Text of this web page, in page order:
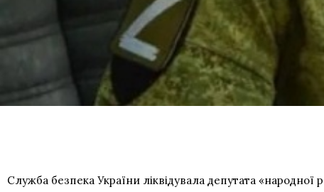
Служба безпека України ліквідувала депутата